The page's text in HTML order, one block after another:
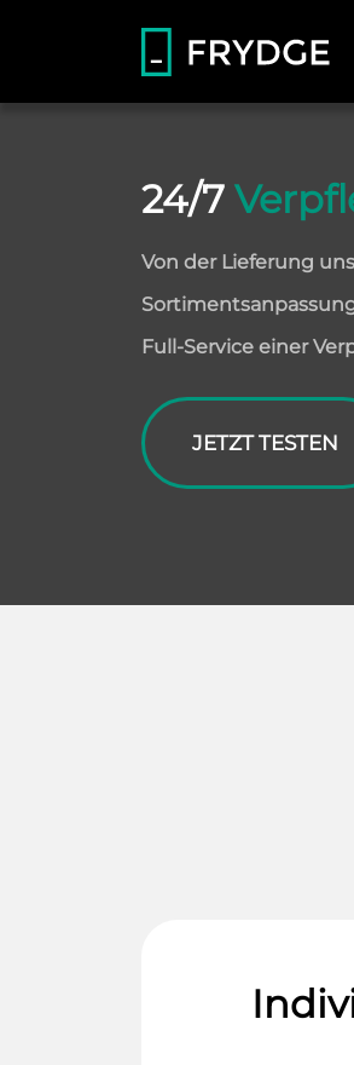
24/7
Von der Lieferung
Full-Service einer
JETZT TESTEN